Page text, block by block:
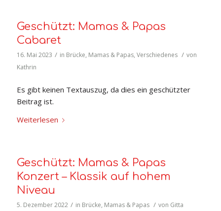
Geschützt: Mamas & Papas
Cabaret
16. Mai 2023 / in Brücke, Mamas & Papas, Verschiedenes / von
Kathrin
Es gibt keinen Textauszug, da dies ein geschützter
Beitrag ist.
Weiterlesen
Geschützt: Mamas & Papas
Konzert – Klassik auf hohem
Niveau
5. Dezember 2022 / in Brücke, Mamas & Papas / von Gitta